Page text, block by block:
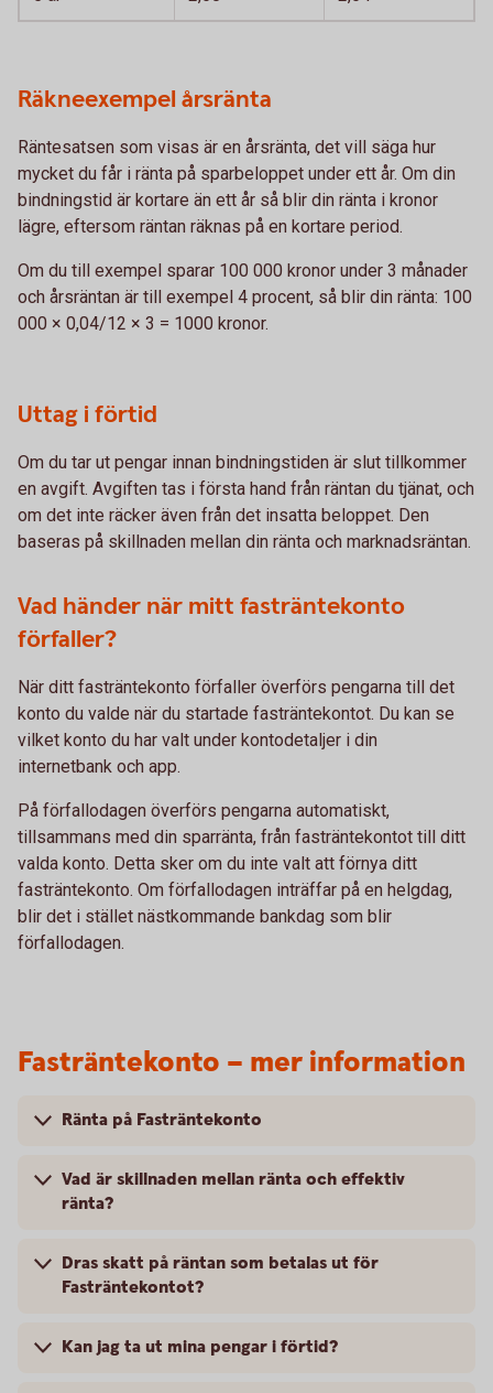
Räkneexempel årsränta
Räntesatsen som visas är en årsränta, det vill säga hur
mycket du får i ränta på sparbeloppet under ett år. Om din
bindningstid är kortare än ett år så blir din ränta i kronor
lägre, eftersom räntan räknas på en kortare period.
Om du till exempel sparar 100 000 kronor under 3 månader
och årsräntan är till exempel 4 procent, så blir din ränta: 100
000 × 0,04/12 × 3 = 1000 kronor.
Uttag i förtid
Om du tar ut pengar innan bindningstiden är slut tillkommer
en avgift. Avgiften tas i första hand från räntan du tjänat, och
om det inte räcker även från det insatta beloppet. Den
baseras på skillnaden mellan din ränta och marknadsräntan.
Vad händer när mitt fasträntekonto
förfaller?
När ditt fasträntekonto förfaller överförs pengarna till det
konto du valde när du startade fasträntekontot. Du kan se
vilket konto du har valt under kontodetaljer i din
internetbank och app.
På förfallodagen överförs pengarna automatiskt,
tillsammans med din sparränta, från fasträntekontot till ditt
valda konto. Detta sker om du inte valt att förnya ditt
fasträntekonto. Om förfallodagen inträffar på en helgdag,
blir det i stället nästkommande bankdag som blir
förfallodagen.
Fasträntekonto – mer information
Ränta på Fasträntekonto
Vad är skillnaden mellan ränta och effektiv
ränta?
Dras skatt på räntan som betalas ut för
Fasträntekontot?
Kan jag ta ut mina pengar i förtid?